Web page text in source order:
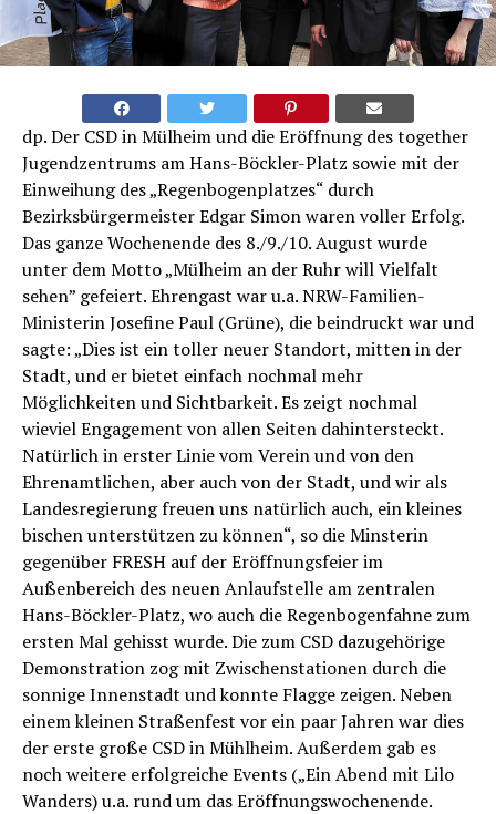
dp. Der CSD in Mülheim und die Eröffnung des together
Jugendzentrums am Hans-Böckler-Platz sowie mit der
Einweihung des „Regenbogenplatzes“ durch
Bezirksbürgermeister Edgar Simon waren voller Erfolg.
Das ganze Wochenende des 8./9./10. August wurde
unter dem Motto „Mülheim an der Ruhr will Vielfalt
sehen” gefeiert. Ehrengast war u.a. NRW-Familien-
Ministerin Josefine Paul (Grüne), die beindruckt war und
sagte: „Dies ist ein toller neuer Standort, mitten in der
Stadt, und er bietet einfach nochmal mehr
Möglichkeiten und Sichtbarkeit. Es zeigt nochmal
wieviel Engagement von allen Seiten dahintersteckt.
Natürlich in erster Linie vom Verein und von den
Ehrenamtlichen, aber auch von der Stadt, und wir als
Landesregierung freuen uns natürlich auch, ein kleines
bischen unterstützen zu können“, so die Minsterin
gegenüber FRESH auf der Eröffnungsfeier im
Außenbereich des neuen Anlaufstelle am zentralen
Hans-Böckler-Platz, wo auch die Regenbogenfahne zum
ersten Mal gehisst wurde. Die zum CSD dazugehörige
Demonstration zog mit Zwischenstationen durch die
sonnige Innenstadt und konnte Flagge zeigen. Neben
einem kleinen Straßenfest vor ein paar Jahren war dies
der erste große CSD in Mühlheim. Außerdem gab es
noch weitere erfolgreiche Events („Ein Abend mit Lilo
Wanders) u.a. rund um das Eröffnungswochenende.